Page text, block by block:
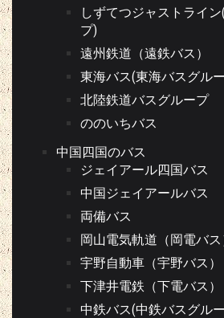
しずてつジャストライ
プ)
遠州鉄道（遠鉄バス）
東海バス(東海バスグル
北陸鉄道バスグループ
ののいちバス
中国四国のバス
ジェイアール四国バス
中国ジェイアールバス
両備バス
岡山電気軌道（岡電バス
宇野自動車（宇野バス）
下津井電鉄（下電バス）
中鉄バス(中鉄バスグル